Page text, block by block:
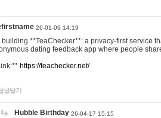
26-01-09 14:19
building **TeaChecker**: a privacy-first service
dating feedback app where people
https://teachecker.net/
글달기
Hubble Birthday 26-04-17 15:15